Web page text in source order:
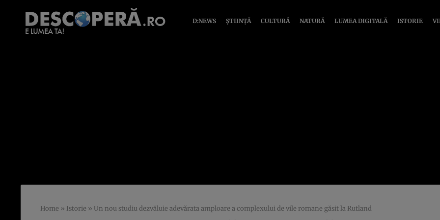
D:NEWS ȘTIINȚĂ CULTURĂ NATURĂ LUMEA DIGITALĂ ISTORIE
Home » Istorie » Un nou studiu dezvăluie adevărata amploare a complexului de vile romane găsit la Rutland